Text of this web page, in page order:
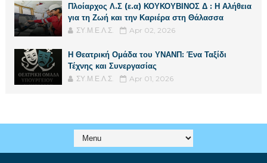
Πλοίαρχος Λ.Σ (ε.α) ΚΟΥΚΟΥΒΙΝΟΣ Δ : Η Αλήθεια
για τη Ζωή και την Καριέρα στη Θάλασσα
ΣΥ.Μ.Ε.Λ.Σ. Apr 02, 2026
Η Θεατρική Ομάδα του ΥΝΑΝΠ: Ένα Ταξίδι
Τέχνης και Συνεργασίας
ΣΥ.Μ.Ε.Λ.Σ. Apr 01, 2026